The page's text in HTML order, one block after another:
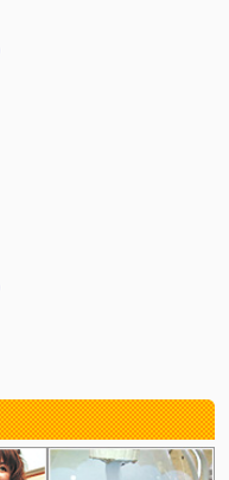
（イオン葛西店）
！（武蔵狭山店）
（津田沼店）
（イオン葛西店）
（武蔵狭山店）
（新浦安店）
（イオン葛西店）
（武蔵狭山店）
（瑞江店）
（新浦安店）
（武蔵狭山店）
！（武蔵狭山店）
（津田沼店）